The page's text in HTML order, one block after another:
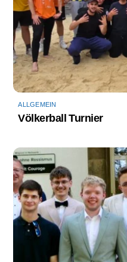
ALLGEMEIN
Völkerball Turnier